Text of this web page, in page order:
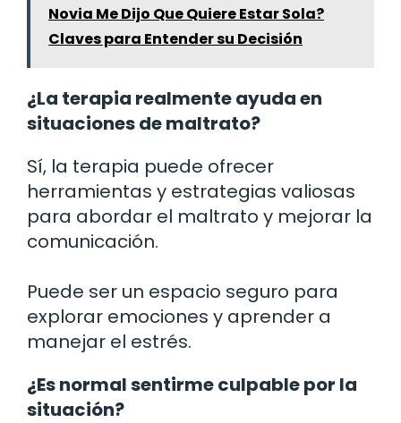
Novia Me Dijo Que Quiere Estar Sola?
Claves para Entender su Decisión
¿La terapia realmente ayuda en
situaciones de maltrato?
Sí, la terapia puede ofrecer
herramientas y estrategias valiosas
para abordar el maltrato y mejorar la
comunicación.
Puede ser un espacio seguro para
explorar emociones y aprender a
manejar el estrés.
¿Es normal sentirme culpable por la
situación?